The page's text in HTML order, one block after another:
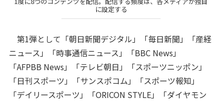
に設定する
第1弾として「朝日新聞デジタル」「毎日新聞」「産経
ニュース」「時事通信ニュース」「BBC News」
「AFPBB News」「テレビ朝日」「スポーツニッポン」
「日刊スポーツ」「サンスポコム」「スポーツ報知」
「デイリースポーツ」「ORICON STYLE」「ダイヤモン